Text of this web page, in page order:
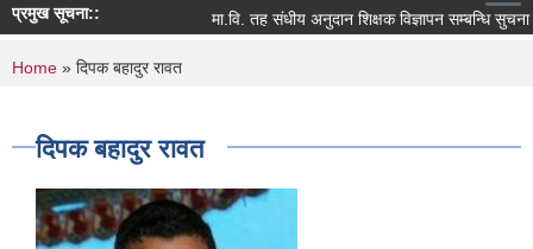
प्रमुख सूचना:: मा.वि. तह संधीय अनुदान शिक्षक विज्ञापन सम्बन्धि सुचना ।
You are here
Home » दिपक बहादुर रावत
दिपक बहादुर रावत